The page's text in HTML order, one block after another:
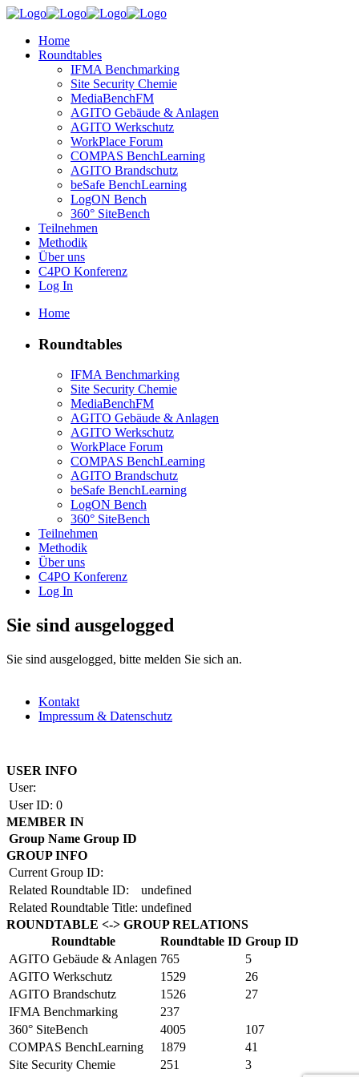
Home
Roundtables
IFMA Benchmarking
Site Security Chemie
MediaBenchFM
AGITO Gebäude & Anlagen
AGITO Werkschutz
WorkPlace Forum
COMPAS BenchLearning
AGITO Brandschutz
beSafe BenchLearning
LogON Bench
360° SiteBench
Teilnehmen
Methodik
Über uns
C4PO Konferenz
Log In
Home
Roundtables
IFMA Benchmarking
Site Security Chemie
MediaBenchFM
AGITO Gebäude & Anlagen
AGITO Werkschutz
WorkPlace Forum
COMPAS BenchLearning
AGITO Brandschutz
beSafe BenchLearning
LogON Bench
360° SiteBench
Teilnehmen
Methodik
Über uns
C4PO Konferenz
Log In
Sie sind ausgelogged
Sie sind ausgelogged, bitte melden Sie sich an.
Kontakt
Impressum & Datenschutz
USER INFO
User:
User ID: 0
MEMBER IN
Group Name Group ID
GROUP INFO
Current Group ID:
Related Roundtable ID:
undefined
Related Roundtable Title: undefined
ROUNDTABLE <-> GROUP RELATIONS
Roundtable
Roundtable ID Group ID
AGITO Gebäude & Anlagen 765
5
AGITO Werkschutz
1529
26
AGITO Brandschutz
1526
27
IFMA Benchmarking
237
360° SiteBench
4005
107
COMPAS BenchLearning
1879
41
Site Security Chemie
251
3